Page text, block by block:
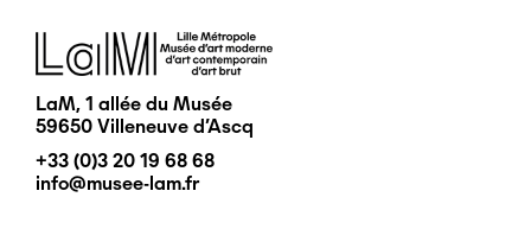
Image
LaM, 1 allée du Musée
59650 Villeneuve d'Ascq
+33 (0)3 20 19 68 68
info@musee-lam.fr